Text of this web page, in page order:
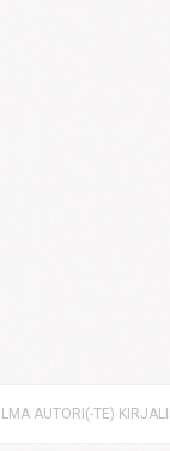
AUTORI(-TE)